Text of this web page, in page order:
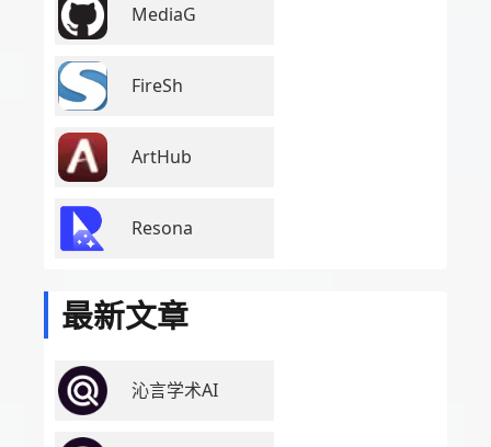
MediaG
FireSh
ArtHub
Resona
最新文章
沁言学术AI